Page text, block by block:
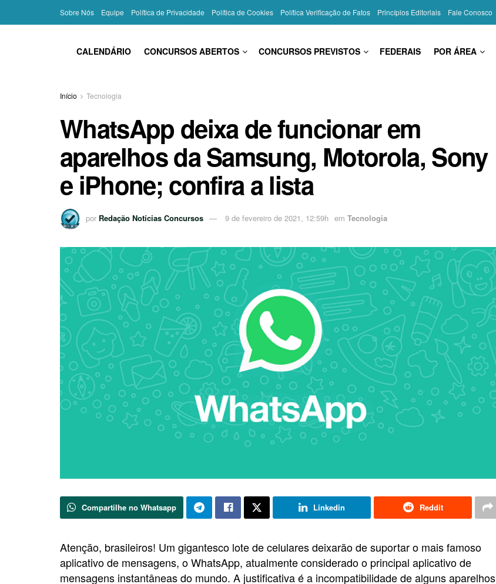
Sobre Nós Equipe Política de Privacidade Política de Cookies Política Verificação de Fatos Princípios Editoriais Fale Conosco
CALENDÁRIO CONCURSOS ABERTOS CONCURSOS PREVISTOS FEDERAIS POR ÁREA
Início Tecnologia
WhatsApp deixa de funcionar em
aparelhos da Samsung, Motorola, Sony
e iPhone; confira a lista
por Redação Notícias Concursos 9 de fevereiro de 2021, 12:59h em Tecnologia
Compartilhe no Whatsapp Linkedin Reddit
Atenção, brasileiros! Um gigantesco lote de celulares deixarão de suportar o mais famoso
aplicativo de mensagens, o WhatsApp, atualmente considerado o principal aplicativo de
mensagens instantâneas do mundo. A justificativa é a incompatibilidade de alguns aparelhos